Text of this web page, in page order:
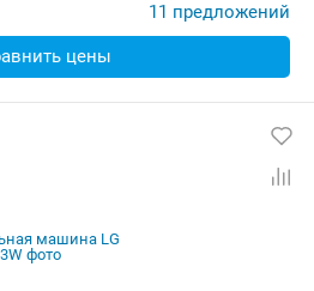
11 предложений
цены